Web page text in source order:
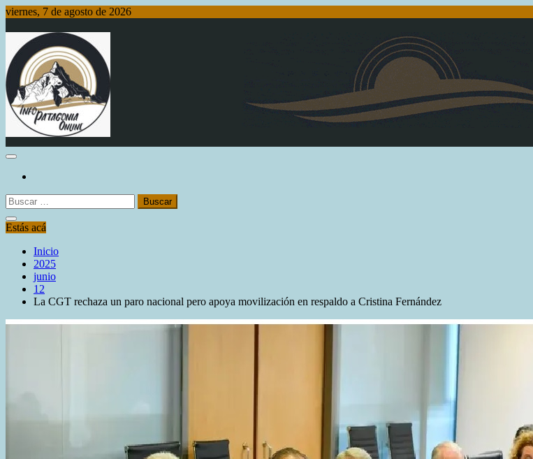
Saltar
contenido
viernes, 7 de agosto de 2026
Info Patagonia Online
Buscar:
Estás acá
Inicio
2025
junio
12
La CGT rechaza un paro nacional pero apoya movilización en respaldo a Cristina Fernández